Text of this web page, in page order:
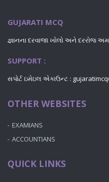
GUJARATI MCQ
જ્ઞાનના દરવાજા ખોલો અને દરરોજ
SUPPORT :
સપોર્ટ ઇમેઇલ એકાઉન્ટ :
OTHER WEBSITES
EXAMIANS
ACCOUNTIANS
QUICK LINKS